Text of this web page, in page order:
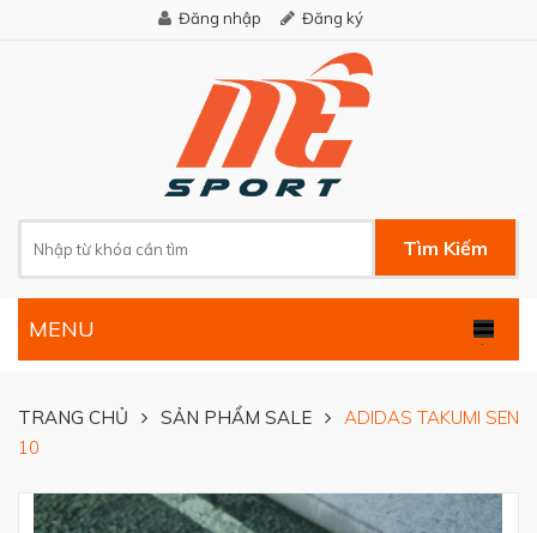
Đăng nhập Đăng ký
Tìm Kiếm
.
MENU
TRANG CHỦ SẢN PHẨM SALE
ADIDAS TAKUMI SEN
10